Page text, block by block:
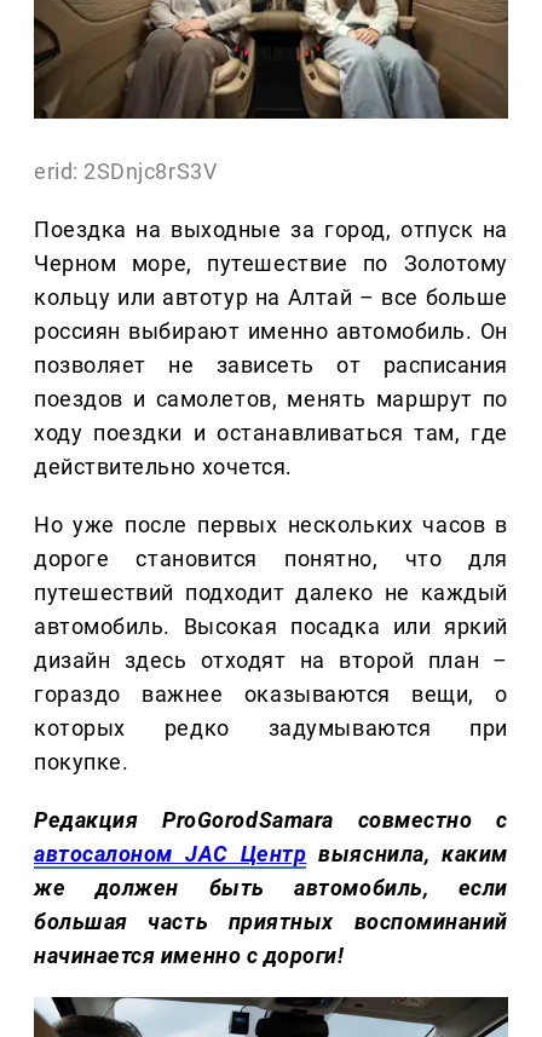
erid: 2SDnjc8rS3V
Поездка на выходные за город, отпуск на
Черном море, путешествие по Золотому
кольцу или автотур на Алтай – все больше
россиян выбирают именно автомобиль. Он
позволяет не зависеть от расписания
поездов и самолетов, менять маршрут по
ходу поездки и останавливаться там, где
действительно хочется.
Но уже после первых нескольких часов в
дороге становится понятно, что для
путешествий подходит далеко не каждый
автомобиль. Высокая посадка или яркий
дизайн здесь отходят на второй план –
гораздо важнее оказываются вещи, о
которых редко задумываются при
покупке.
Редакция ProGorodSamara совместно с
автосалоном JAC Центр выяснила, каким
же должен быть автомобиль, если
большая часть приятных воспоминаний
начинается именно с дороги!